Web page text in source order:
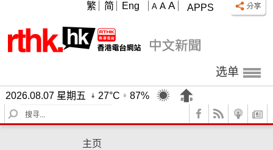
APPS
A A A
繁 简 Eng
选单
2026.08.07 星期五 27°C
87%
S
e
主页